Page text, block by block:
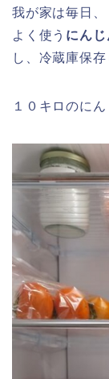
我が家は毎日、
よく使う にんじ
し、冷蔵庫保存
１０キロのに